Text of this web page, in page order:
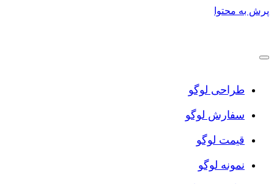
پرش به محتوا
طراحی لوگو
سفارش لوگو
قیمت لوگو
نمونه لوگو